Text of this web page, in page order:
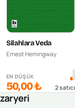
Silahlara Veda
Ernest Hemingway
EN DÜŞÜK
50,00 ₺ 2satıcı